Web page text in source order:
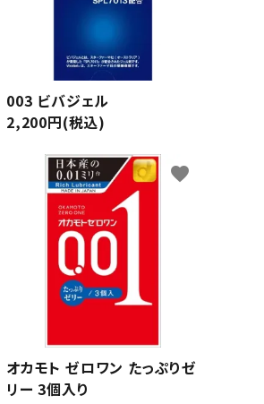
グリーン
003 ビバジェル
2,200円(税込)
オカモト ゼロワン たっぷりゼ
リー 3個入り
favorite